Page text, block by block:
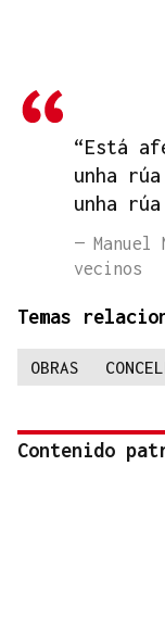
“Está
unha
unha
— Manuel
vecinos
Temas
OBRAS
Contenido